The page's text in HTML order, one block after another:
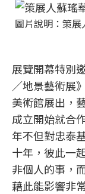
圖片說明：策展
展覽開幕特別
／地景藝術展
美術館展出，
成立開始就合
年不但對忠泰
十年，彼此一
非個人的事，
藉此能影響非